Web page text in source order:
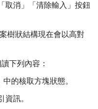
取消」
「清除輸入」 按鈕
樹狀結構現在會以高對
下列內容：
中的核取方塊狀態。
訊。